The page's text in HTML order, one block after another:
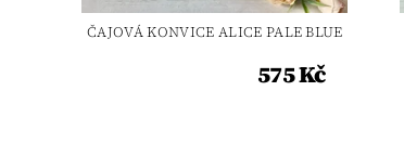
ČAJOVÁ KONVICE ALICE PALE BLUE
575 Kč